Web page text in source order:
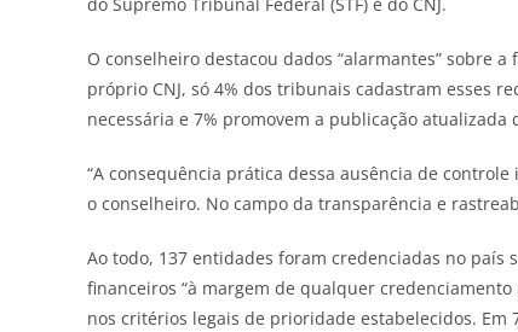
do Supremo Tribunal Federal (STF) e do CNJ.
O conselheiro destacou dados “alarmantes” sobre
próprio CNJ, só 4% dos tribunais cadastram esses
necessária e 7% promovem a publicação atualizada
“A consequência prática dessa ausência de
o conselheiro. No campo da transparência e
Ao todo, 137 entidades foram credenciadas no país
financeiros “à margem de qualquer
nos critérios legais de prioridade estabelecidos.